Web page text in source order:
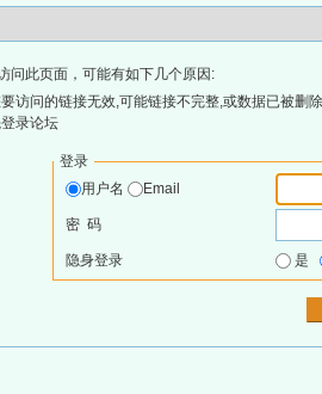
问此页面，可能有如下几个原因:
访问的链接无效,可能链接不完整,或数据已被删
录论坛
登录
用户名
Email
密 码
隐身登录 是